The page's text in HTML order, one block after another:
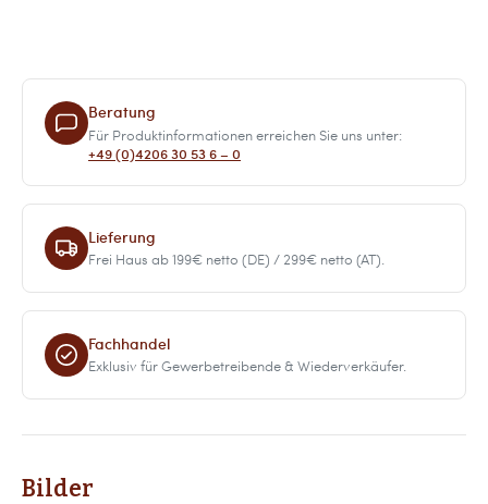
Beratung
Für Produktinformationen erreichen Sie uns unter:
+49 (0)4206 30 53 6 – 0
Lieferung
Frei Haus ab 199€ netto (DE) / 299€ netto (AT).
Fachhandel
Exklusiv für Gewerbetreibende & Wiederverkäufer.
Bilder